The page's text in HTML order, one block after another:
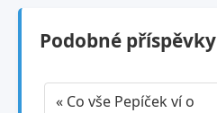
Podobné příspěvky
« Co vše Pepíček ví o